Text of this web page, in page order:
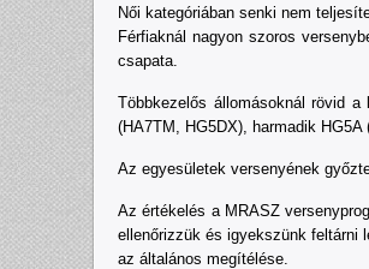
Női kategóriában senki nem
Férfiaknál nagyon szoros
csapata.
Többkezelős állomásoknál rövid
(HA7TM, HG5DX), harmadik HG5A
Az egyesületek versenyének
Az értékelés a MRASZ
ellenőrizzük és igyekszünk feltárni
az általános megítélése.